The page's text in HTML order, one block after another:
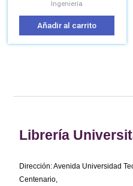
Ingeniería
Añadir al carrito
Librería
Dirección: Avenida Universidad
Centenario,